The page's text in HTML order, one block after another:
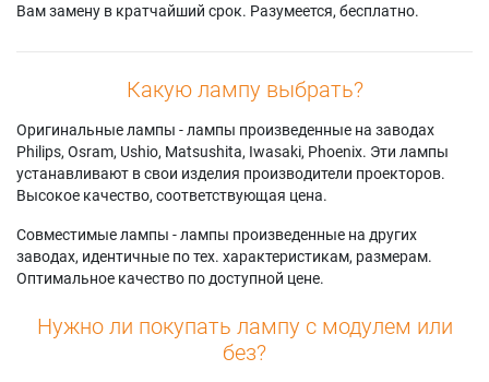
Вам замену в кратчайший срок. Разумеется, бесплатно.
Какую лампу выбрать?
Оригинальные лампы - лампы произведенные на заводах
Philips, Osram, Ushio, Matsushita, Iwasaki, Phoenix. Эти лампы
устанавливают в свои изделия производители проекторов.
Высокое качество, соответствующая цена.
Совместимые лампы - лампы произведенные на других
заводах, идентичные по тех. характеристикам, размерам.
Оптимальное качество по доступной цене.
Нужно ли покупать лампу с модулем или
без?